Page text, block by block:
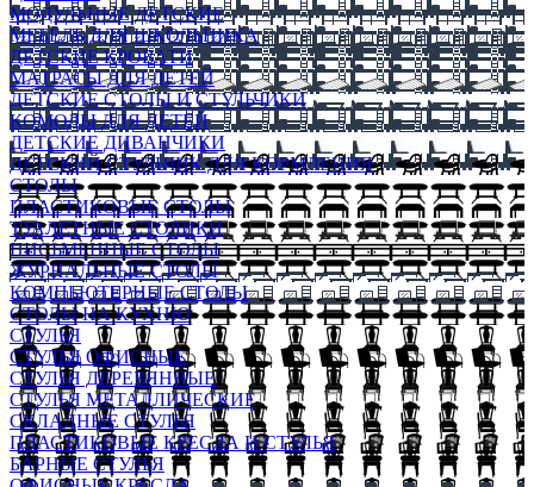
МОДУЛЬНЫЕ ДЕТСКИЕ
МЕБЕЛЬ ДЛЯ ШКОЛЬНИКА
ДЕТСКИЕ КРОВАТИ
МАТРАСЫ ДЛЯ ДЕТЕЙ
ДЕТСКИЕ СТОЛЫ И СТУЛЬЧИКИ
КОМОДЫ ДЛЯ ДЕТЕЙ
ДЕТСКИЕ ДИВАНЧИКИ
ДЕТСКИЙ СТУЛЬЧИК ДЛЯ КОРМЛЕНИЯ
СТОЛЫ
ПЛАСТИКОВЫЕ СТОЛЫ
ТУАЛЕТНЫЕ СТОЛИКИ
ПИСЬМЕННЫЕ СТОЛЫ
ЖУРНАЛЬНЫЕ СТОЛЫ
КОМПЬЮТЕРНЫЕ СТОЛЫ
СТОЛЫ НА КУХНЮ
СТУЛЬЯ
СТУЛЬЯ ОФИСНЫЕ
СТУЛЬЯ ДЕРЕВЯННЫЕ
СТУЛЬЯ МЕТАЛЛИЧЕСКИЕ
СКЛАДНЫЕ СТУЛЬЯ
ПЛАСТИКОВЫЕ КРЕСЛА И СТУЛЬЯ
БАРНЫЕ СТУЛЬЯ